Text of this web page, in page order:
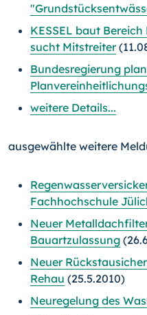
KESSEL baut
sucht Mitstreiter
Bundesregierung
weitere Details...
ausgewählte weitere
Fachhochschule
Neuer
Bauartzulassung
Neuer
Rehau (25.5.2010)
Neuregelung des